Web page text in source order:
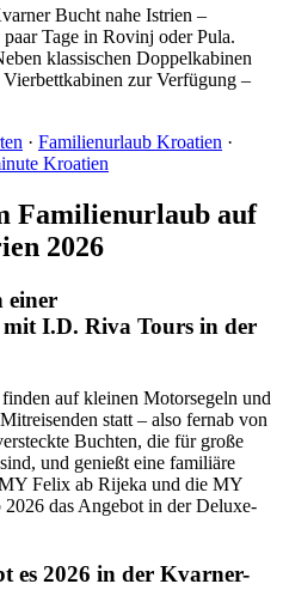
Bucht nahe Istrien –
Tage in Rovinj oder Pula.
klassischen Doppelkabinen
zur Verfügung –
· Familienurlaub Kroatien ·
Kroatien
Familienurlaub auf
2026
einer
I.D. Riva Tours in der
auf kleinen Motorsegeln und
statt – also fernab von
Buchten, die für große
und genießt eine familiäre
Felix ab Rijeka und die MY
das Angebot in der Deluxe-
es 2026 in der Kvarner-